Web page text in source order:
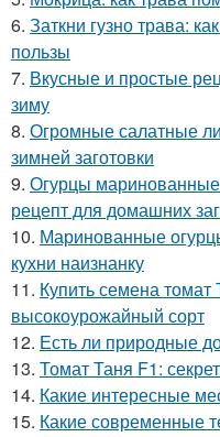
6. Заткни гузно трава:
пользы
7. Вкусные и простые
зиму
8. Огромные салатные
зимней заготовки
9. Огурцы маринованные
рецепт для домашних
10. Маринованные
кухни наизнанку
11. Купить семена
высокоурожайный сорт
12. Есть ли природные
13. Томат Таня F1:
14. Какие интересные
15. Какие современные